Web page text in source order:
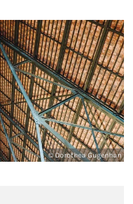
© Dorothea Gugenhan